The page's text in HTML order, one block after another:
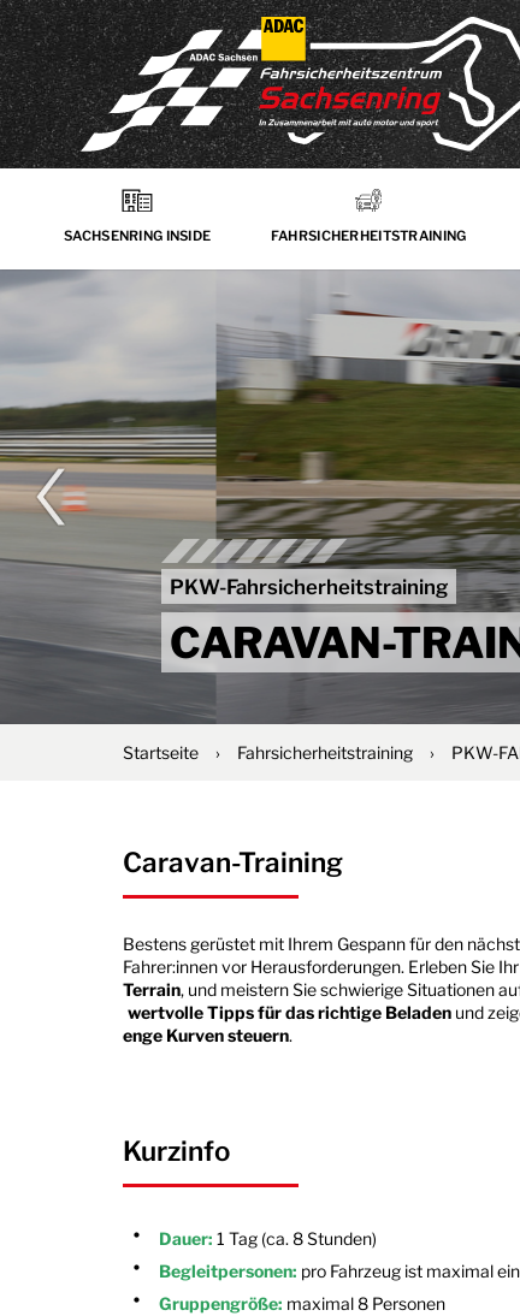
SACHSENRING INSIDE FAHRSICHERHEITSTRAINING
PKW-Fahrsicherheitstraining
CARAVAN-
Startseite › Fahrsicherheitstraining › PKW-
Caravan-Training
Bestens gerüstet mit Ihrem Gespann für den
Fahrer:innen vor Herausforderungen. Erleben Sie
Terrain, und meistern Sie schwierige Situationen
wertvolle Tipps für das richtige Beladen und
enge Kurven steuern.
Kurzinfo
Dauer: 1 Tag (ca. 8 Stunden)
Begleitpersonen: pro Fahrzeug ist maximal
Gruppengröße: maximal 8 Personen